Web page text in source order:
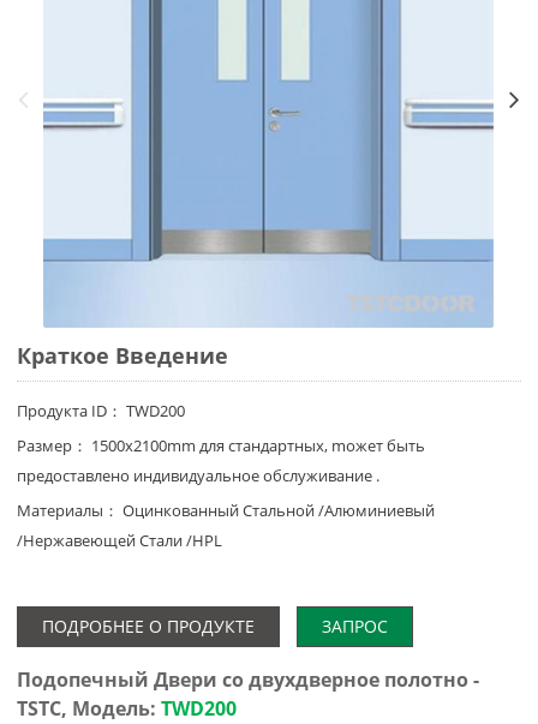
Краткое Bведение
Продукта ID： TWD200
Pазмер： 1500x2100mm для стандартных, mожет быть
предоставлено индивидуальное обслуживание .
Материалы： Оцинкованный Стальной /Алюминиевый
/Hержавеющей Стали /HPL
ПОДРОБНЕЕ О ПРОДУКТЕ ЗАПРОС
Подопечный Двери co двухдверное полотно -
TSTC, Модель: TWD200